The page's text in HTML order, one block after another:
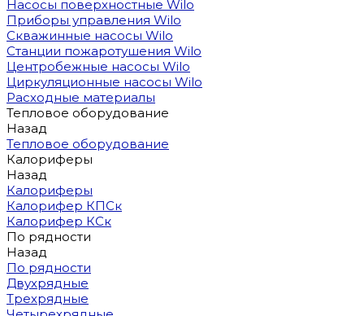
Насосы поверхностные Wilo
Приборы управления Wilo
Скважинные насосы Wilo
Станции пожаротушения Wilo
Центробежные насосы Wilo
Циркуляционные насосы Wilo
Расходные материалы
Тепловое оборудование
Назад
Тепловое оборудование
Калориферы
Назад
Калориферы
Калорифер КПСк
Калорифер КСк
По рядности
Назад
По рядности
Двухрядные
Трехрядные